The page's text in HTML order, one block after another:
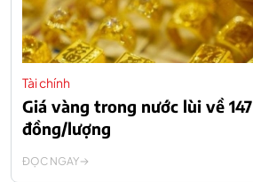
Tài chính
Giá vàng trong nước lùi về
đồng/lượng
ĐỌC NGAY